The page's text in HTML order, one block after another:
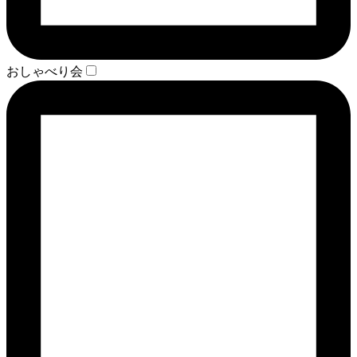
おしゃべり会